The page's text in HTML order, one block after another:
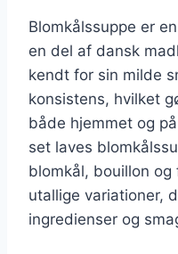
Blomkålssuppe er
en del af dansk
kendt for sin milde
konsistens, hvilket
både hjemmet og
set laves
blomkål, bouillon
utallige variationer,
ingredienser og